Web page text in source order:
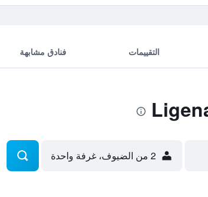
التقييمات فنادق مشابهة
2 من الضيوف، غرفة واحدة